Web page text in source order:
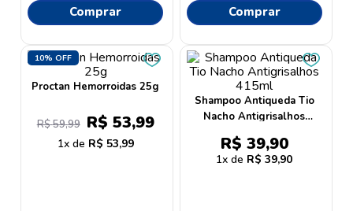
Comprar Comprar
10% OFF
Proctan Hemorroidas 25g
R$59,99 R$ 53,99
1 R$ 53,99
Shampoo Antiqueda Tio
Nacho Antigrisalhos
R$ 39,90
1 R$ 39,90